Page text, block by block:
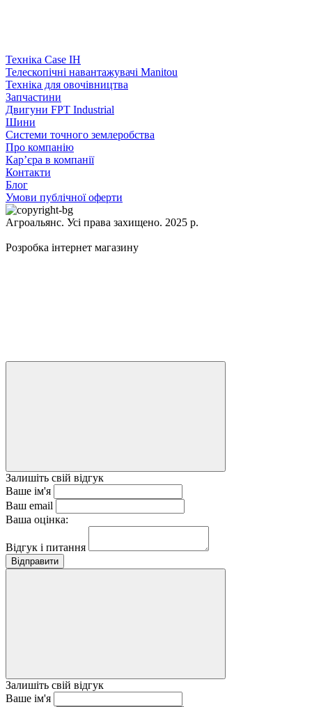
Техніка Case IH
Телескопічні навантажувачі Manitou
Техніка для овочівництва
Запчастини
Двигуни FPT Industrial
Шини
Системи точного землеробства
Про компанію
Кар’єра в компанії
Контакти
Блог
Умови публічної оферти
Агроальянс. Усі права захищено. 2025 р.
Розробка інтернет магазину
Залишіть свій відгук
Ваше ім'я
Ваш email
Ваша оцінка:
Відгук і питання
Відправити
Залишіть свій відгук
Ваше ім'я